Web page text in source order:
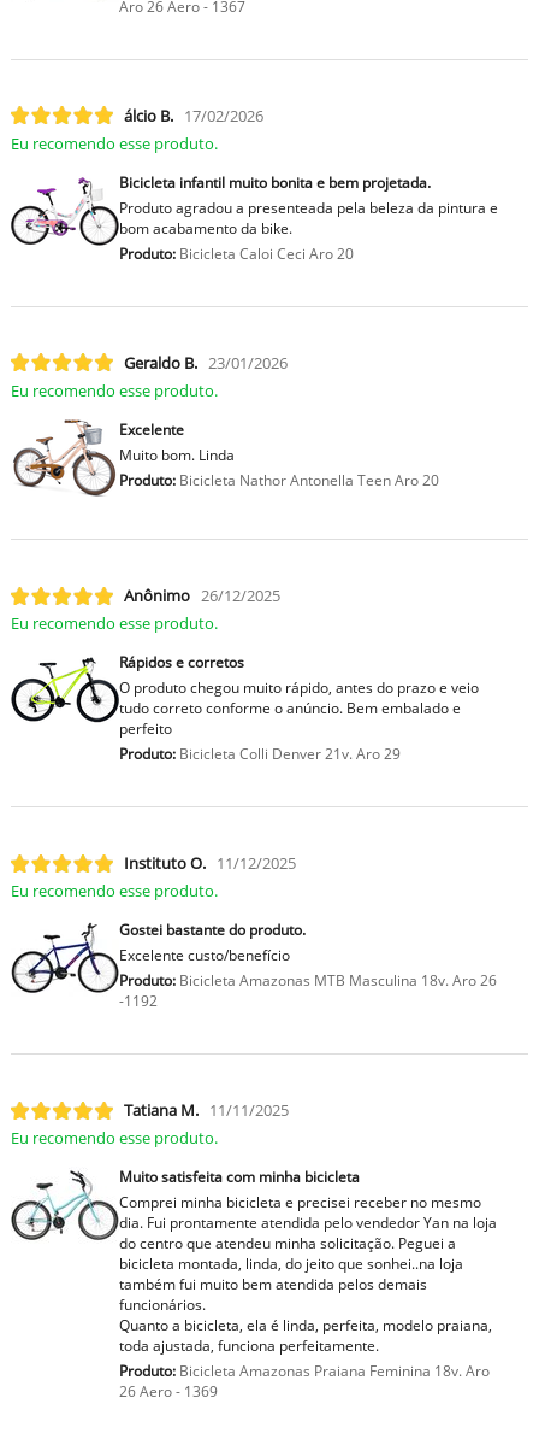
Aro 26 Aero - 1367
lcio B. 17/02/2026
Eu recomendo esse produto.
Bicicleta infantil muito bonita e bem projetada.
Produto agradou a presenteada pela beleza da pintura e
bom acabamento da bike.
Produto:Bicicleta Caloi Ceci Aro 20
Geraldo B. 23/01/2026
Eu recomendo esse produto.
Excelente
Muito bom. Linda
Produto:Bicicleta Nathor Antonella Teen Aro 20
Anônimo 26/12/2025
Eu recomendo esse produto.
Rápidos e corretos
O produto chegou muito rápido, antes do prazo e veio
tudo correto conforme o anúncio. Bem embalado e
perfeito
Produto:Bicicleta Colli Denver 21v. Aro 29
Instituto O. 11/12/2025
Eu recomendo esse produto.
Gostei bastante do produto.
Excelente custo/benefício
Produto:Bicicleta Amazonas MTB Masculina 18v. Aro 26
-1192
Tatiana M. 11/11/2025
Eu recomendo esse produto.
Muito satisfeita com minha bicicleta
Comprei minha bicicleta e precisei receber no mesmo
dia. Fui prontamente atendida pelo vendedor Yan na loja
do centro que atendeu minha solicitação. Peguei a
bicicleta montada, linda, do jeito que sonhei..na loja
também fui muito bem atendida pelos demais
funcionários.
Quanto a bicicleta, ela é linda, perfeita, modelo praiana,
toda ajustada, funciona perfeitamente.
Produto:Bicicleta Amazonas Praiana Feminina 18v. Aro
26 Aero - 1369